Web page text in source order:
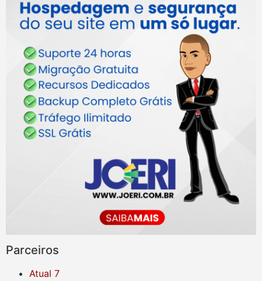
Parceiros
Atual 7